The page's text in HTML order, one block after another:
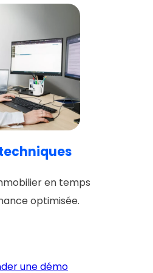
en temps
optimisée.
une démo